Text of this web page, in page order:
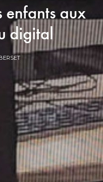
enfants aux
digital